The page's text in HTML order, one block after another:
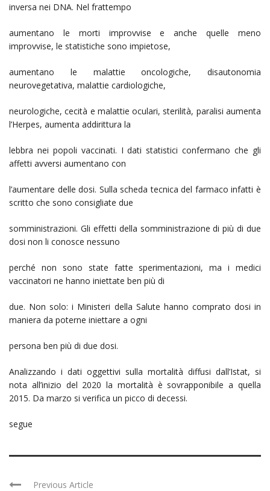
inversa nei DNA. Nel frattempo
aumentano le morti improvvise e anche quelle meno
improvvise, le statistiche sono impietose,
aumentano le malattie oncologiche, disautonomia
neurovegetativa, malattie cardiologiche,
neurologiche, cecità e malattie oculari, sterilità, paralisi aumenta
l’Herpes, aumenta addirittura la
lebbra nei popoli vaccinati. I dati statistici confermano che gli
affetti avversi aumentano con
l’aumentare delle dosi. Sulla scheda tecnica del farmaco infatti è
scritto che sono consigliate due
somministrazioni. Gli effetti della somministrazione di più di due
dosi non li conosce nessuno
perché non sono state fatte sperimentazioni, ma i medici
vaccinatori ne hanno iniettate ben più di
due. Non solo: i Ministeri della Salute hanno comprato dosi in
maniera da poterne iniettare a ogni
persona ben più di due dosi.
Analizzando i dati oggettivi sulla mortalità diffusi dall’Istat, si
nota all’inizio del 2020 la mortalità è sovrapponibile a quella
2015. Da marzo si verifica un picco di decessi.
segue
Previous Article